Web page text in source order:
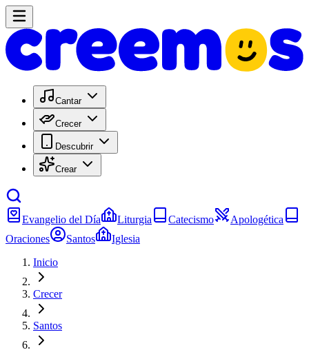
Cantar
Crecer
Descubrir
Crear
Evangelio del Día Liturgia Catecismo
Apologética
Oraciones
Santos
Iglesia
Inicio
Crecer
Santos